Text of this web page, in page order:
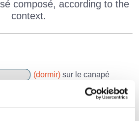
composé, according to the
context.
(dormir) sur le canapé